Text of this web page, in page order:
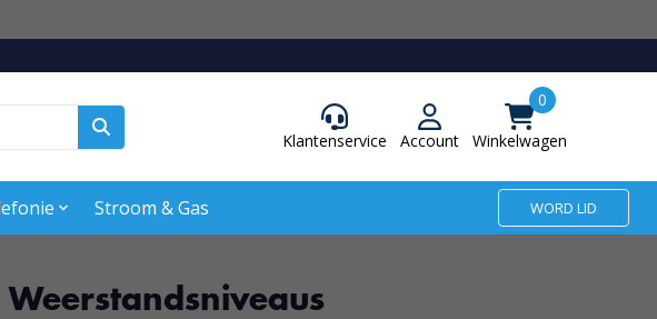
Klantenservice Account Winkelwagen
Stroom & Gas WORD LID